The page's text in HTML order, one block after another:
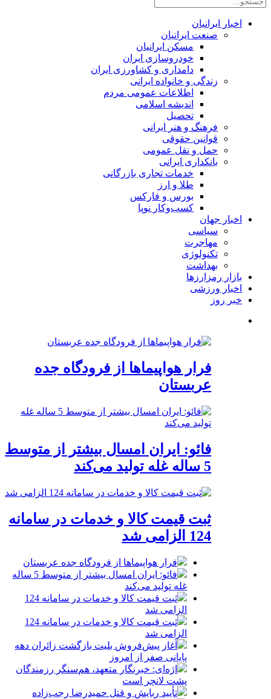
اخبار ایرانیان
صنعت ایرانیان
مسکن ایرانیان
خودروسازی ایران
دامداری و کشاورزی ایران
زندگی و خانواده ایرانی
اطلاعات عمومی مردم
اندیشه اسلامی
تحصیل
فرهنگ و هنر ایرانی
قوانین حقوقی
حمل و نقل عمومی
بانکداری ایرانی
خدمات تجاری بازرگانی
طلا و ارز
بورس و فارکس
کسب‌وکار نوپا
اخبار جهان
سیاسی
مهاجرت
تکنولوژی
بهداشت
بازار رمزارزها
اخبار ورزشی
خبر روز
فرار هواپیماها از فرودگاه جده
عربستان
فائو: ایران امسال بیشتر از متوسط
5 ساله غله تولید می‌کند
ثبت قیمت کالا و خدمات در سامانه
124 الزامی شد
فرار هواپیماها از فرودگاه جده عربستان
فائو: ایران امسال بیشتر از متوسط 5 ساله
غله تولید می‌کند
ثبت قیمت کالا و خدمات در سامانه 124
الزامی شد
ثبت قیمت کالا و خدمات در سامانه 124
الزامی شد
آغاز پیش‌فروش بلیت بازگشت زائران دهه
پایانی صفر از امروز
اژه‌ای: خبرنگار متعهد، هم‌سنگر رزمندگان
پشت لانچر است
تأیید ربایش و قتل حمیدرضا رجب‌زاده